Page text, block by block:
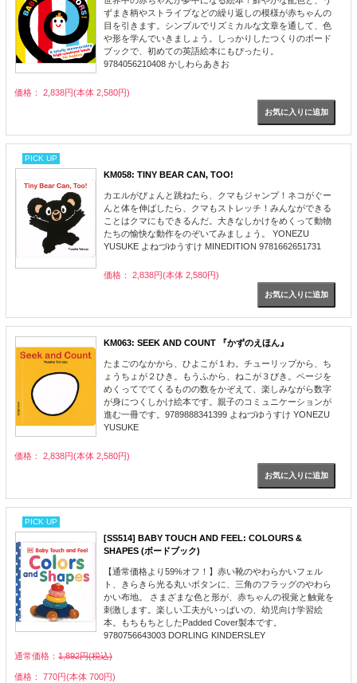
ずまき柄やストライプなどの繰り返しの模様が赤ちゃんの
目を引きます。シンプルでリズミカルな文章を通して、色
や形を学んでいきましょう。しっかりしたつくりのボード
ブックで、初めての英語絵本にもぴったり。
9784056210408 かしわらあきお
価格： 2,838円(本体 2,580円)
PICK UP
KM058: TINY BEAR CAN, TOO!
カエルがぴょんと跳ねたら、クマもジャンプ！ネコがぐー
んと体を伸ばしたら、クマもストレッチ！みんなができる
ことはクマにもできるんだ。大きなしかけをめくって動物
たちの愉快な動作をのぞいてみましょう。 YONEZU
YUSUKE よねづゆうすけ MINEDITION 9781662651731
価格： 2,838円(本体 2,580円)
KM063: SEEK AND COUNT 『かずのえほん』
たまごのなかから、ひよこが１わ。チューリップから、ち
ょうちょが２ひき。もうふから、ねこが３びき。ページを
めくってでてくるものの数をかぞえて、楽しみながら数字
が身につくしかけ絵本です。親子のコミュニケーションが
進む一冊です。9789888341399 よねづゆうすけ YONEZU
YUSUKE
価格： 2,838円(本体 2,580円)
PICK UP
[SS514] BABY TOUCH AND FEEL: COLOURS &
SHAPES (ボードブック)
【通常価格より59%オフ！】赤い靴のやわらかいフェル
ト、きらきら光る丸いボタンに、三角のフラッグのやわら
かい布地。 さまざまな色と形が、赤ちゃんの視覚と触覚を
刺激します。楽しい工夫がいっぱいの、幼児向け学習絵
本。もちもちとしたPadded Cover製本です。
9780756643003 DORLING KINDERSLEY
通常価格： 1,892円(税込)
価格： 770円(本体 700円)